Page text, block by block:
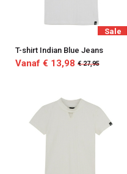
Sale
T-shirt Indian Blue Jeans
Vanaf € 13,98 € 27,95